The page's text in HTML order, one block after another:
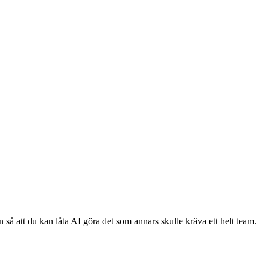
att du kan låta AI göra det som annars skulle kräva ett helt team.